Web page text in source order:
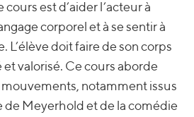
cours est d’aider l’acteur à
corporel et à se sentir à
L’élève doit faire de son corps
valorisé. Ce cours aborde
notamment issus
de Meyerhold et de la comédie